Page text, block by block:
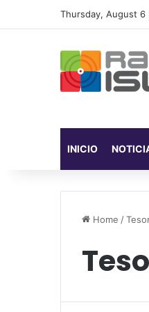
Thursday, August 6
INICIO
Home /